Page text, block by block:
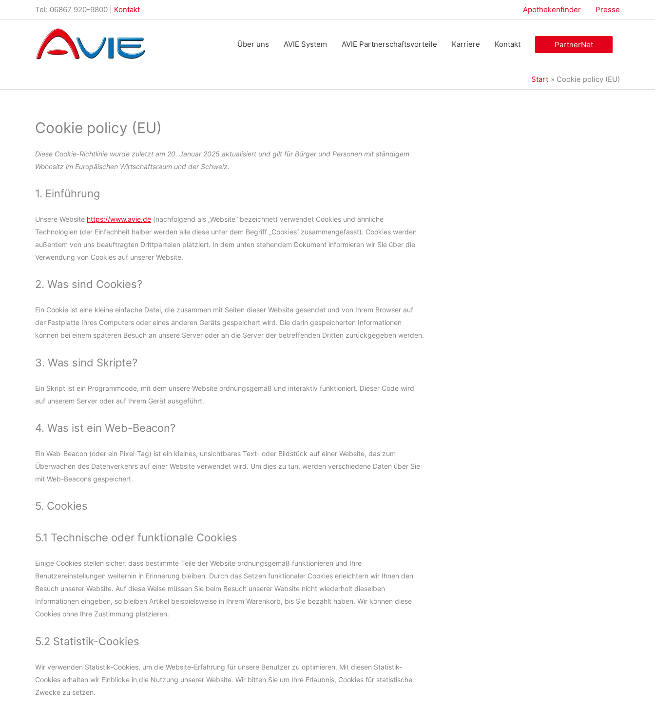
Inhalt
Tel: 06867 920-9800 | Kontakt Apothekenfinder Presse
Über uns AVIE System AVIE Partnerschaftsvorteile Karriere Kontakt PartnerNet
Start Cookie policy (EU)
Cookie policy (EU)
Diese Cookie-Richtlinie wurde zuletzt am 20. Januar 2025 aktualisiert und gilt für Bürger und Personen mit ständigem
Wohnsitz im Europäischen Wirtschaftsraum und der Schweiz.
1. Einführung
Unsere Website https://www.avie.de (nachfolgend als „Website“ bezeichnet) verwendet Cookies und ähnliche
Technologien (der Einfachheit halber werden alle diese unter dem Begriff „Cookies“ zusammengefasst). Cookies werden
außerdem von uns beauftragten Drittparteien platziert. In dem unten stehendem Dokument informieren wir Sie über die
Verwendung von Cookies auf unserer Website.
2. Was sind Cookies?
Ein Cookie ist eine kleine einfache Datei, die zusammen mit Seiten dieser Website gesendet und von Ihrem Browser auf
der Festplatte Ihres Computers oder eines anderen Geräts gespeichert wird. Die darin gespeicherten Informationen
können bei einem späteren Besuch an unsere Server oder an die Server der betreffenden Dritten zurückgegeben werden.
3. Was sind Skripte?
Ein Skript ist ein Programmcode, mit dem unsere Website ordnungsgemäß und interaktiv funktioniert. Dieser Code wird
auf unserem Server oder auf Ihrem Gerät ausgeführt.
4. Was ist ein Web-Beacon?
Ein Web-Beacon (oder ein Pixel-Tag) ist ein kleines, unsichtbares Text- oder Bildstück auf einer Website, das zum
Überwachen des Datenverkehrs auf einer Website verwendet wird. Um dies zu tun, werden verschiedene Daten über Sie
mit Web-Beacons gespeichert.
5. Cookies
5.1 Technische oder funktionale Cookies
Einige Cookies stellen sicher, dass bestimmte Teile der Website ordnungsgemäß funktionieren und Ihre
Benutzereinstellungen weiterhin in Erinnerung bleiben. Durch das Setzen funktionaler Cookies erleichtern wir Ihnen den
Besuch unserer Website. Auf diese Weise müssen Sie beim Besuch unserer Website nicht wiederholt dieselben
Informationen eingeben, so bleiben Artikel beispielsweise in Ihrem Warenkorb, bis Sie bezahlt haben. Wir können diese
Cookies ohne Ihre Zustimmung platzieren.
5.2 Statistik-Cookies
Wir verwenden Statistik-Cookies, um die Website-Erfahrung für unsere Benutzer zu optimieren. Mit diesen Statistik-
Cookies erhalten wir Einblicke in die Nutzung unserer Website. Wir bitten Sie um Ihre Erlaubnis, Cookies für statistische
Zwecke zu setzen.